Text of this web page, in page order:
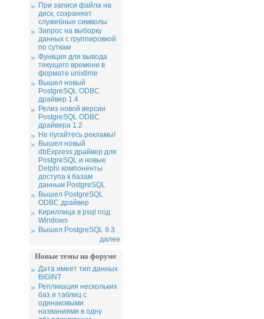
При записи файла на
диск, сохраняет
служебные символы
Запрос на выборку
данных с группировкой
по суткам
Функция для вывода
текущего времени в
формате unixtime
Вышел новый
PostgreSQL ODBC
драйвер 1.4
Релиз новой версии
PostgreSQL ODBC
драйвера 1.2
Не пугайтесь рекламы!
Вышел новый
dbExpress драйвер для
PostgreSQL и новые
Delphi компоненты
доступа к базам
данным PostgreSQL
Вышел PostgreSQL
ODBC драйвер
Кириллица в psql под
Windows
Вышел PostgreSQL 9.3
далее
Новые темы на форуме
Дата имеет тип данных
BIGINT
Репликация нескольких
баз и таблиц с
одинаковыми
названиями в одну